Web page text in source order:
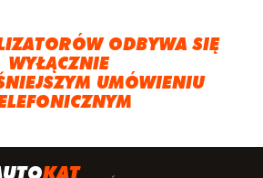
ODBYWA SIĘ
WYŁĄCZNIE
UMÓWIENIU
UTOKAT